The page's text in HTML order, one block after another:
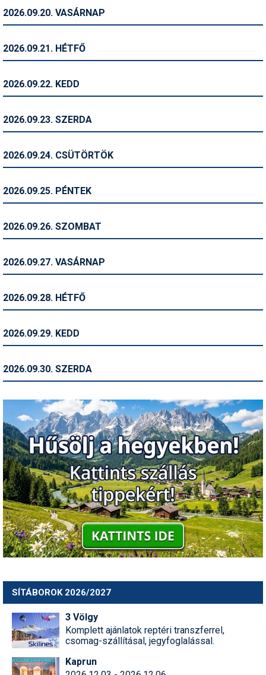
Szakértők
Telemark
Történelem
Utazási tippek
2026.09.20. VASÁRNAP
2026.09.21. HÉTFŐ
2026.09.22. KEDD
2026.09.23. SZERDA
2026.09.24. CSÜTÖRTÖK
2026.09.25. PÉNTEK
2026.09.26. SZOMBAT
2026.09.27. VASÁRNAP
2026.09.28. HÉTFŐ
2026.09.29. KEDD
2026.09.30. SZERDA
SÍTÁBOROK 2026/2027
3 Völgy
Komplett ajánlatok reptéri transzferrel,
csomag-szállításal, jegyfoglalással.
Kaprun